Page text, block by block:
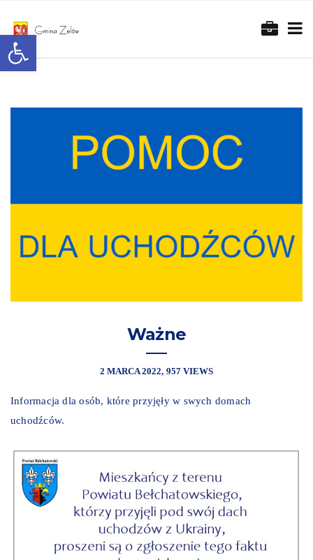
Otwórz pasek narzędzi
Ważne
2 MARCA 2022 957 VIEWS
Informacja dla osób, które przyjęły w swych domach
uchodźców.